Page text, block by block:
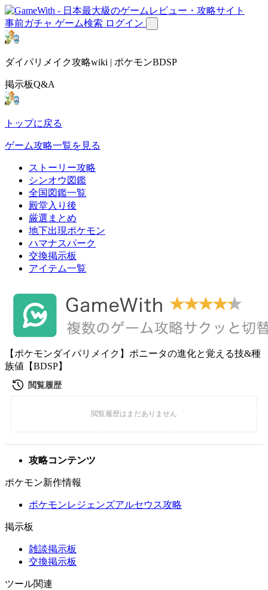
事前ガチャ ゲーム検索 ログイン
ダイパリメイク攻略wiki | ポケモンBDSP
掲示板Q&A
トップに戻る
ゲーム攻略一覧を見る
ストーリー攻略
シンオウ図鑑
全国図鑑一覧
殿堂入り後
厳選まとめ
地下出現ポケモン
ハマナスパーク
交換掲示板
アイテム一覧
【ポケモンダイパリメイク】ポニータの進化と覚える技&種
族値【BDSP】
攻略コンテンツ
ポケモン新作情報
ポケモンレジェンズアルセウス攻略
掲示板
雑談掲示板
交換掲示板
ツール関連